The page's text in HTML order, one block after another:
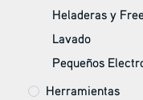
Heladeras y
Lavado
Pequeños
Herramientas